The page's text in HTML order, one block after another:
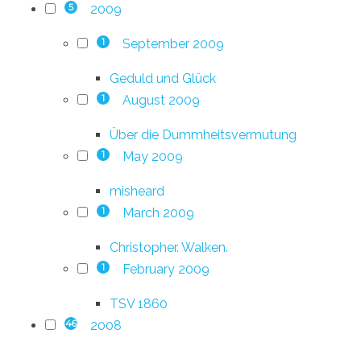
5 2009
1 September 2009
Geduld und Glück
1 August 2009
Über die Dummheitsvermutung
1 May 2009
misheard
1 March 2009
Christopher. Walken.
1 February 2009
TSV 1860
46 2008